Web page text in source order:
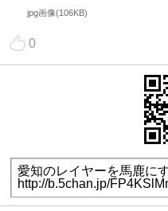
jpg画像(106KB)
0